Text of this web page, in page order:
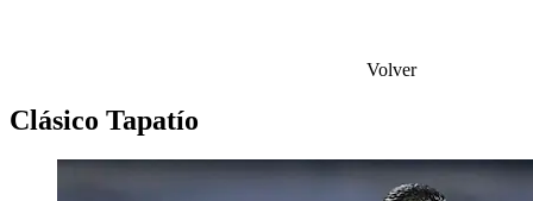
Volver
Clásico Tapatío